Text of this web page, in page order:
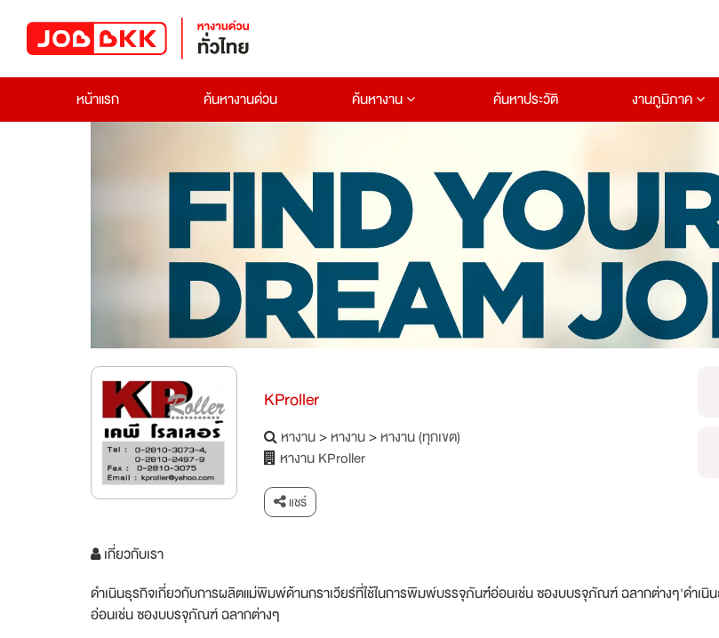
หน้าแรก
ค้นหางานด่วน ค้นหางาน ค้นหาประวัติ งานภูมิภาค
KProller
หางาน>หางาน>หางาน (ทุกเขต)
หางาน KProller
แชร์
เกี่ยวกับเรา
ดำเนินธุรกิจเกี่ยวกับการผลิตแม่พิมพ์ด้านกราเวียร์ที่ใช้ในการพิมพ์บรรจุภันฑ์่อ่อนเช่น ซองบบรจุภัณฑ์ ฉลากต่างๆ'ดำเ
อ่อนเช่น ซองบบรจุภัณฑ์ ฉลากต่างๆ